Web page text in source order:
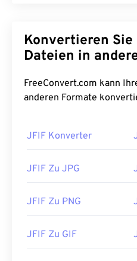
Konvertieren Sie Ihre
Dateien in
FreeConvert.com kann Ihre JFIF -Dateien in
anderen Formate
JFIF Konverter
JFIF Zu JPG
JFIF Zu PNG
JFIF Zu GIF